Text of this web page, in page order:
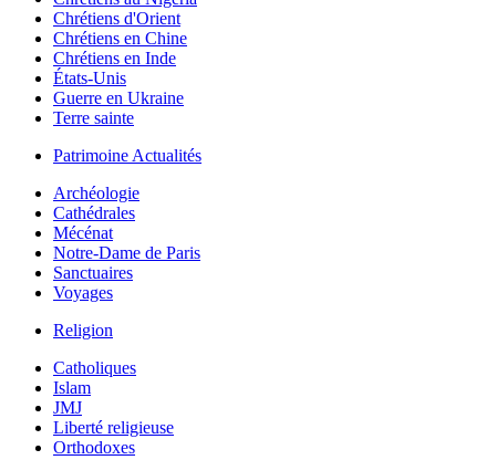
Chrétiens d'Orient
Chrétiens en Chine
Chrétiens en Inde
États-Unis
Guerre en Ukraine
Terre sainte
Patrimoine Actualités
Archéologie
Cathédrales
Mécénat
Notre-Dame de Paris
Sanctuaires
Voyages
Religion
Catholiques
Islam
JMJ
Liberté religieuse
Orthodoxes